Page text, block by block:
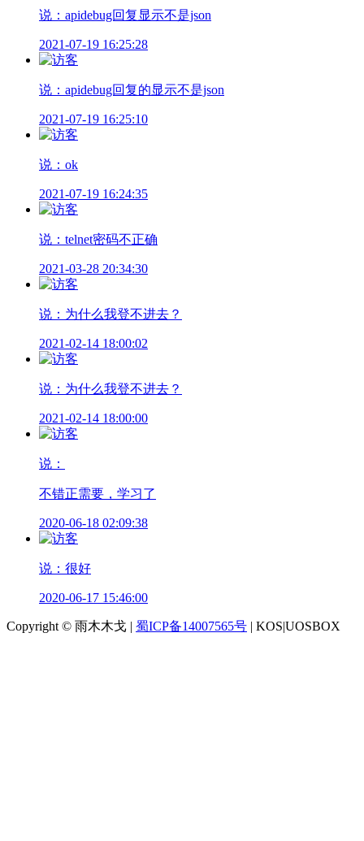
说：apidebug回复显示不是json
2021-07-19 16:25:28
说：apidebug回复的显示不是json
2021-07-19 16:25:10
说：ok
2021-07-19 16:24:35
说：telnet密码不正确
2021-03-28 20:34:30
说：为什么我登不进去？
2021-02-14 18:00:02
说：为什么我登不进去？
2021-02-14 18:00:00
说：
不错正需要，学习了
2020-06-18 02:09:38
说：很好
2020-06-17 15:46:00
Copyright © 雨木木戈 | 蜀ICP备14007565号 | KOS|UOSBOX